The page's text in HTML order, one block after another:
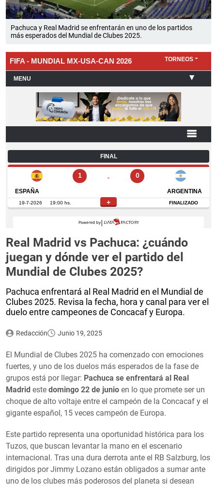
Pachuca y Real Madrid se enfrentarán en uno de los partidos
más esperados del Mundial de Clubes 2025.
Real Madrid vs Pachuca: ¿cuándo
juegan y dónde ver el partido del
Mundial de Clubes 2025?
Pachuca enfrentará al Real Madrid en el Mundial de
Clubes 2025. Revisa la fecha, hora y canal para ver el
duelo entre campeones de Concacaf y Europa.
Redacción Junio 19, 2025
El Mundial de Clubes 2025 ha comenzado con emociones
fuertes, y uno de los duelos más esperados de la fase de
grupos está por llegar: Pachuca se enfrentará al Real
Madrid este domingo 22 de junio en lo que promete ser un
choque de alto voltaje entre el campeón de la Concacaf y el
gigante español, 15 veces campeón de Europa.
Este partido representa una oportunidad histórica para los
Tuzos, que buscan levantar la mano en el escenario
internacional. Tras una dura derrota ante el RB Salzburg, los
dirigidos por Jimmy Lozano están obligados a sumar ante
uno de los clubes más poderosos del planeta si desean